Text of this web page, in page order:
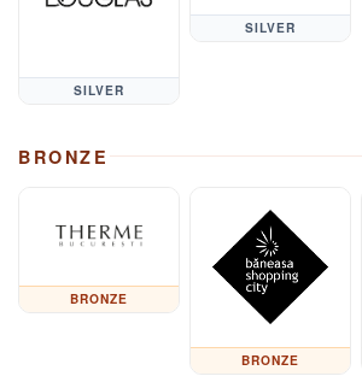
SILVER
SILVER
BRONZE
BRONZE
BRONZE